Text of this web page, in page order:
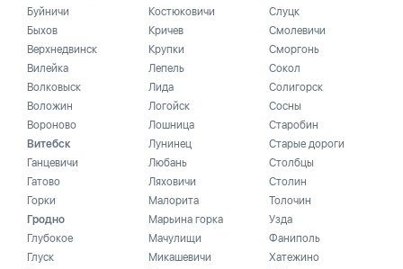
Буйничи
Быхов
Верхнедвинск
Вилейка
Волковыск
Воложин
Вороново
Витебск
Ганцевичи
Гатово
Горки
Гродно
Глубокое
Глуск
Костюковичи
Кричев
Крупки
Лепель
Лида
Логойск
Лошница
Лунинец
Любань
Ляховичи
Малорита
Марьина горка
Мачулищи
Микашевичи
Слуцк
Смолевичи
Сморгонь
Сокол
Солигорск
Сосны
Старобин
Старые дороги
Столбцы
Столин
Толочин
Узда
Фаниполь
Хатежино